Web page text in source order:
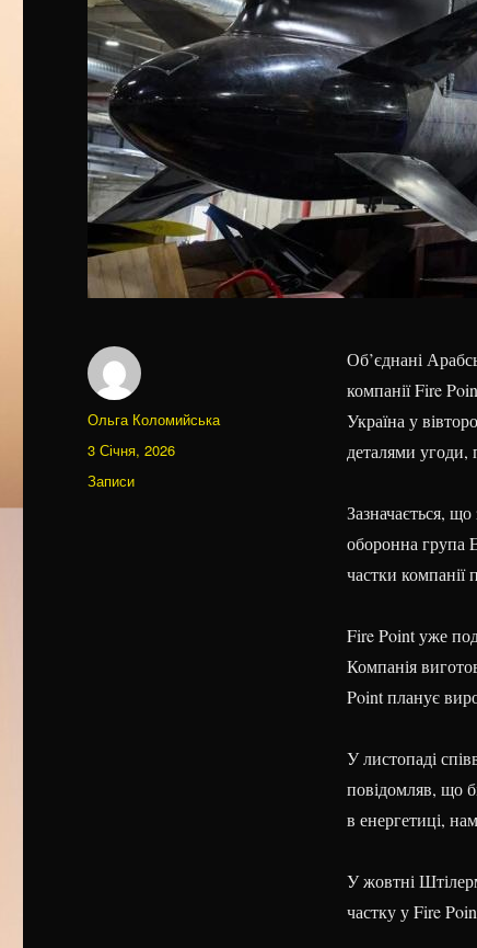
Об’єднані
компанії Fire
Україна у
деталями угоди,
Зазначається,
оборонна група
частки компанії
Fire Point уже
Компанія
Point планує
У листопаді
повідомляв, що
в енергетиці,
У жовтні
частку у Fire
Автор
Ольга Коломийська
Оприлюднено
3 Січня, 2026
Категорії
Записи